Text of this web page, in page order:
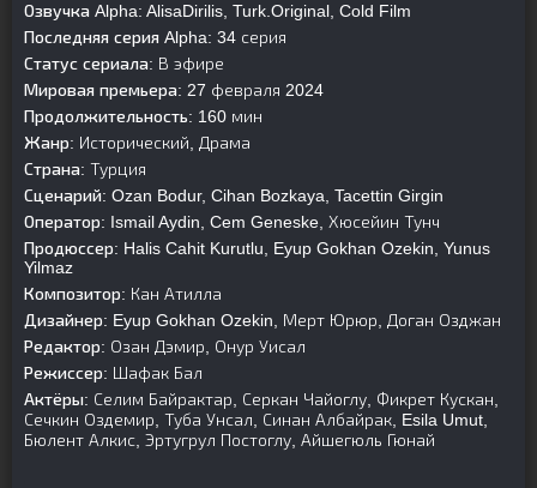
Озвучка Alpha: AlisaDirilis, Turk.Original, Cold Film
Последняя серия Alpha: 34 серия
Статус сериала: В эфире
Мировая премьера: 27 февраля 2024
Продолжительность: 160 мин
Жанр: Исторический, Драма
Страна: Турция
Сценарий: Ozan Bodur, Cihan Bozkaya, Tacettin Girgin
Оператор: Ismail Aydin, Cem Geneske, Хюсейин Тунч
Продюссер: Halis Cahit Kurutlu, Eyup Gokhan Ozekin, Yunus
Yilmaz
Композитор: Кан Атилла
Дизайнер: Eyup Gokhan Ozekin, Мерт Юрюр, Доган Озджан
Редактор: Озан Дэмир, Онур Уисал
Режиссер: Шафак Бал
Актёры: Селим Байрактар, Серкан Чайоглу, Фикрет Кускан,
Сечкин Оздемир, Туба Унсал, Синан Албайрак, Esila Umut,
Бюлент Алкис, Эртугрул Постоглу, Айшегюль Гюнай